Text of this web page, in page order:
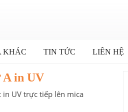
KHÁC TIN TỨC LIÊN HỆ
A in UV
UV trực tiếp lên mica